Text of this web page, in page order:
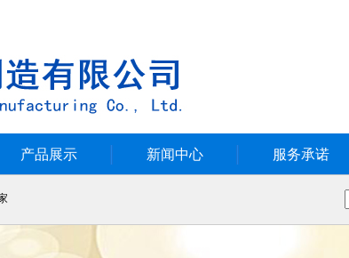
产品展示 新闻中心 服务承诺